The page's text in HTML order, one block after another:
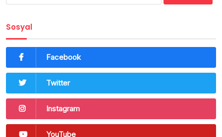
Sosyal
Facebook
Twitter
Instagram
YouTube